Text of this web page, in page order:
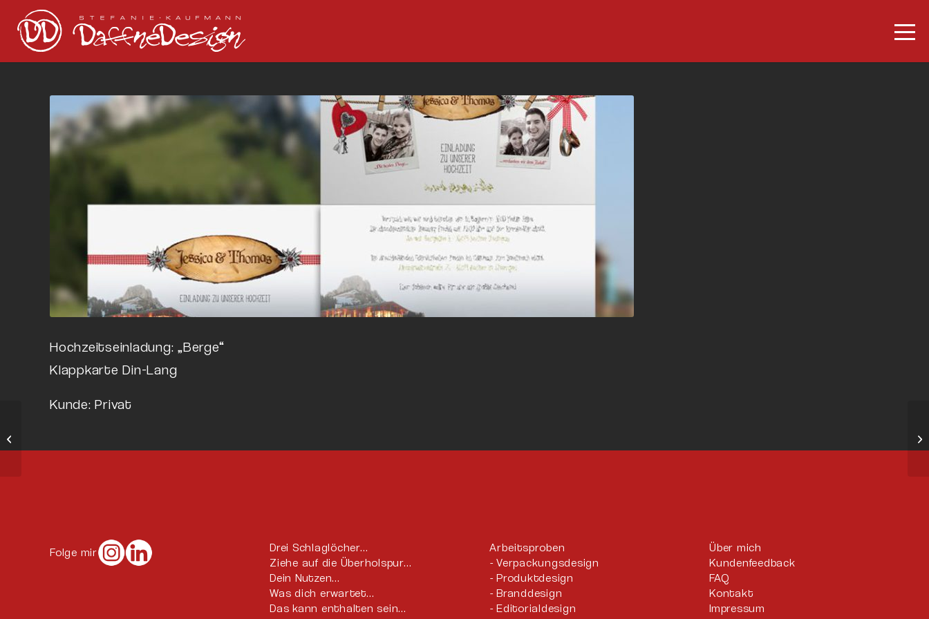
Hochzeitseinladung: „Berge“
Klappkarte Din-Lang
Kunde: Privat
Folge mir
Drei Schlaglöcher…
Ziehe auf die Überholspur…
Dein Nutzen…
Was dich erwartet…
Das kann enthalten sein…
Arbeitsproben
Verpackungsdesign
Produktdesign
Branddesign
Editorialdesign
Über mich
Kundenfeedback
FAQ
Kontakt
Impressum
in the Air